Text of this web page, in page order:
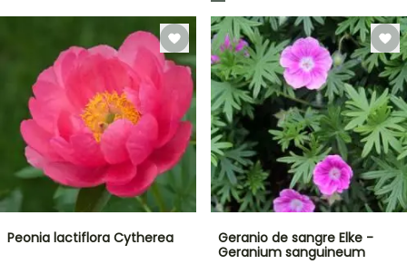
Peonia lactiflora Cytherea
Geranio de sangre Elke -
Geranium sanguineum